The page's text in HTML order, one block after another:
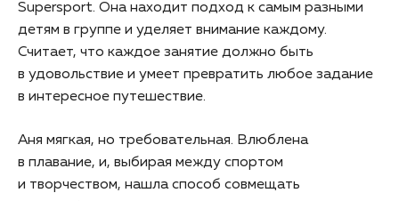
Supersport. Она находит подход к самым разными
детям в группе и уделяет внимание каждому.
Считает, что каждое занятие должно быть
в удовольствие и умеет превратить любое задание
в интересное путешествие.
Аня мягкая, но требовательная. Влюблена
в плавание, и, выбирая между спортом
и творчеством, нашла способ совмещать